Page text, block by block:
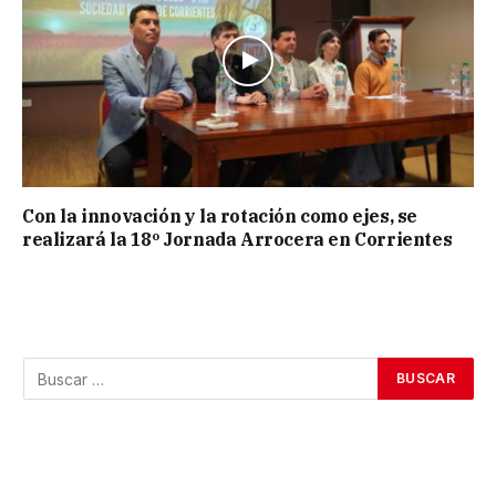
Con la innovación y la rotación como ejes, se
realizará la 18º Jornada Arrocera en Corrientes